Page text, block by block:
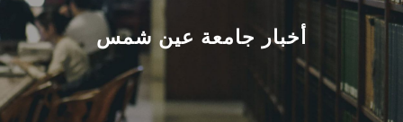
القطاعـات
الشئون الأكاديمية
أخبار جامعة عين شمس